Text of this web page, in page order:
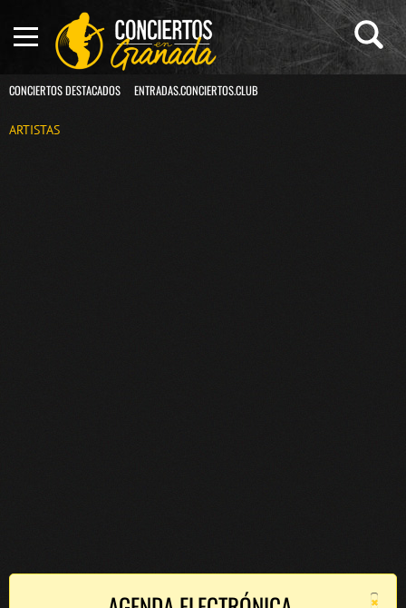
CONCIERTOS DESTACADOS ENTRADAS.CONCIERTOS.CLUB
ARTISTAS
×